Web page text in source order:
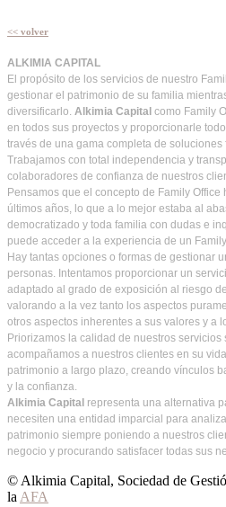
<< volver
ALKIMIA CAPITAL
El propósito de los servicios de nuestro
gestionar el patrimonio de su familia
diversificarlo. Alkimia Capital como Family
en todos sus proyectos y proporcionarle
través de una gama completa de
Trabajamos con total independencia y
colaboradores de confianza de nuestros
Pensamos que el concepto de Family
últimos años, lo que a lo mejor estaba al
democratizado y toda familia con dudas e
puede acceder a la experiencia de un
Hay tantas opciones o formas de gestionar
personas. Intentamos proporcionar un
adaptado al grado de exposición al riesgo
valorando a la vez tanto los aspectos
otros aspectos inherentes a sus valores y a
Priorizamos la calidad de nuestros
acompañamos a nuestros clientes en su
patrimonio a largo plazo, creando vínculos
y la confianza.
Alkimia Capital representa una alternativa
necesiten una entidad imparcial para
patrimonio siempre poniendo a nuestros
negocio y procurando satisfacer todas sus
© Alkimia Capital, Sociedad de
la AFA